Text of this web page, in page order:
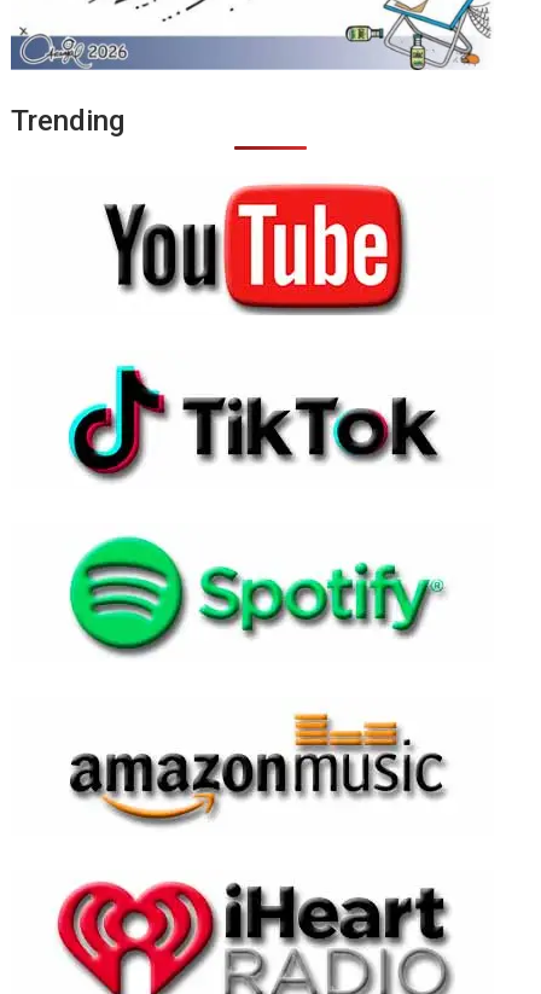
Trending